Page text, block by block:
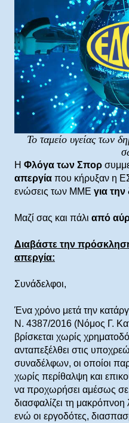
Το ταμείο υγείας των
Η Φλόγα των Σπορ
απεργία που κήρυξαν η
ενώσεις των ΜΜΕ για
Μαζί σας και πάλι από
Διαβάστε την
απεργία:
Συνάδελφοι,
Ένα χρόνο μετά την
Ν. 4387/2016 (Νόμος Γ.
βρίσκεται χωρίς
ανταπεξέλθει στις
συναδέλφων, οι οποίοι
χωρίς περίθαλψη και
να προχωρήσει αμέσως σε
διασφαλίζει τη μακρόπνοη
ενώ οι εργοδότες,